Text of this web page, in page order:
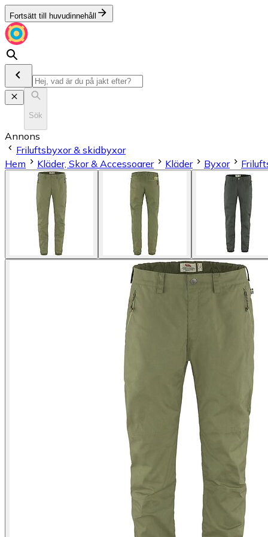
Fortsätt till huvudinnehåll
Sök
Annons
Friluftsbyxor & skidbyxor
Hem
Kläder, Skor & Accessoarer Kläder Byxor